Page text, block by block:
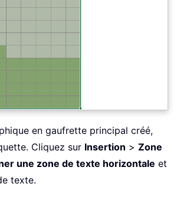
en gaufrette principal créé,
Cliquez sur Insertion > Zone
une zone de texte horizontale et
texte.